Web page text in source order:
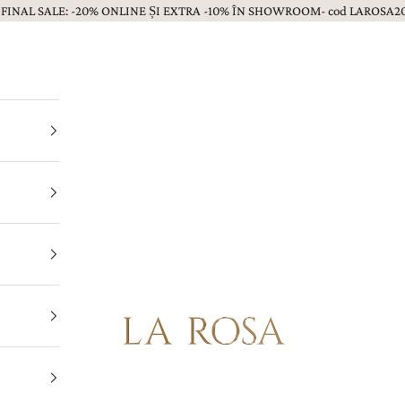
FINAL SALE: -20% ONLINE ȘI EXTRA -10% ÎN SHOWROOM- cod
Bijuterii LA ROSA